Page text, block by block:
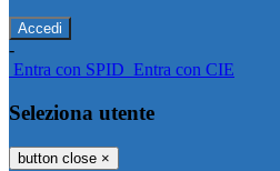
-
Entra con SPID Entra con CIE
Seleziona utente
button close ×